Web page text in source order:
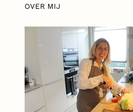
OVER MIJ